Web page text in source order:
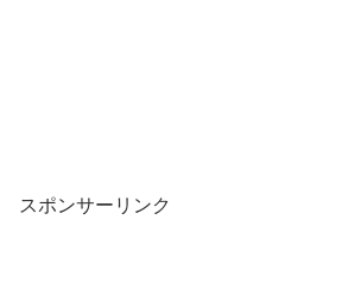
スポンサーリンク